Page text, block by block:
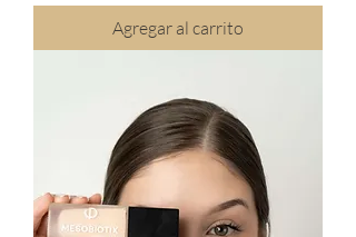
Agregar al carrito